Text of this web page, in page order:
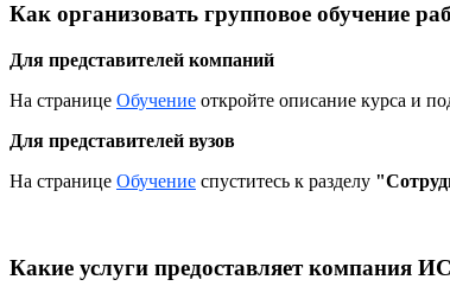
Как организовать групповое обучение
Для представителей компаний
На странице Обучение откройте описание курса и
Для представителей вузов
На странице Обучение спуститесь к разделу
Какие услуги предоставляет компания